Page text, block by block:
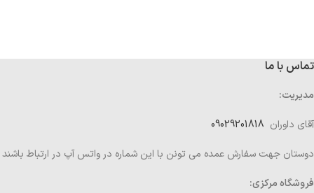
تماس با ما
مدیریت:
آقای داوران
دوستان جهت سفارش عمده می تونن با این شماره در واتس آپ در ارتباط باشند
فروشگاه مرکزی: